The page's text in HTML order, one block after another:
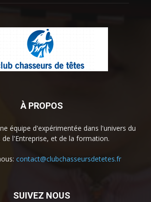
À PROPOS
équipe d'expérimentée dans l'univers du
de l'Entreprise, et de la formation.
contact@clubchasseursdetetes.fr
SUIVEZ NOUS